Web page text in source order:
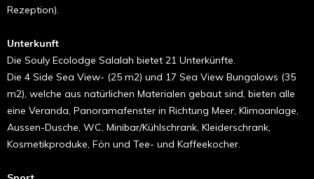
Rezeption).
Unterkunft
Die Souly Ecolodge Salalah bietet 21 Unterkünfte.
Die 4 Side Sea View- (25 m2) und 17 Sea View Bungalows (35
m2), welche aus natürlichen Materialen gebaut sind, bieten alle
eine Veranda, Panoramafenster in Richtung Meer, Klimaanlage,
Aussen-Dusche, WC, Minibar/Kühlschrank, Kleiderschrank,
Kosmetikproduke, Fön und Tee- und Kaffeekocher.